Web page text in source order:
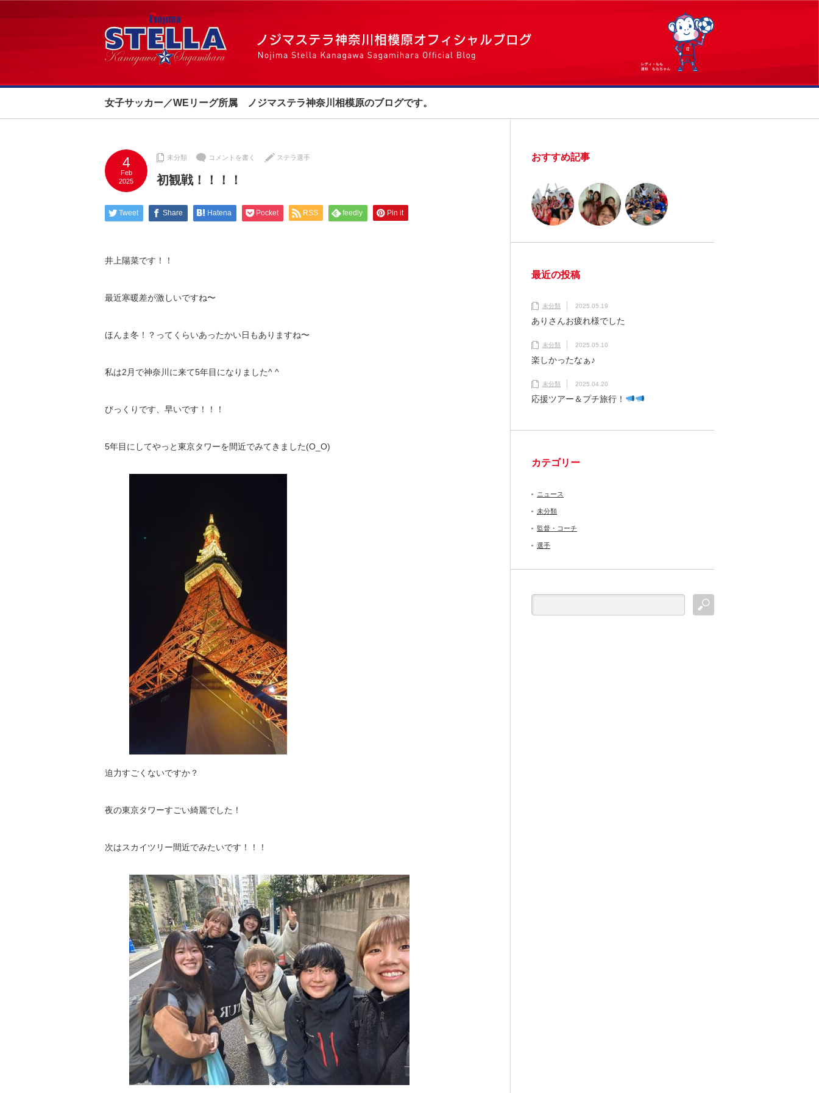
女子サッカー／WEリーグ所属 ノジマステラ神奈川相模原のブログです。
4
Feb
2025
未分類 コメントを書く ステラ選手
初観戦！！！！
Tweet Share Hatena Pocket RSS feedly Pin it
井上陽菜です！！
最近寒暖差が激しいですね〜
ほんま冬！？ってくらいあったかい日もありますね〜
私は2月で神奈川に来て5年目になりました^ ^
びっくりです、早いです！！！
5年目にしてやっと東京タワーを間近でみてきました(O_O)
迫力すごくないですか？
夜の東京タワーすごい綺麗でした！
次はスカイツリー間近でみたいです！！！
おすすめ記事
最近の投稿
未分類 2025.05.19
ありさんお疲れ様でした
未分類 2025.05.10
楽しかったなぁ♪
未分類 2025.04.20
応援ツアー＆プチ旅行！
カテゴリー
ニュース
未分類
監督・コーチ
選手